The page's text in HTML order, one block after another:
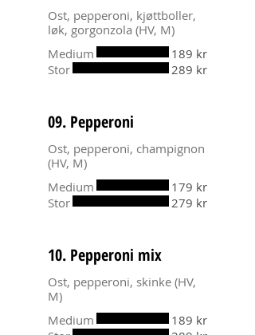
Ost, pepperoni, kjøttboller,
løk, gorgonzola (HV, M)
Medium
189 kr
Stor
289 kr
09. Pepperoni
Ost, pepperoni, champignon
(HV, M)
Medium
179 kr
Stor
279 kr
10. Pepperoni mix
Ost, pepperoni, skinke (HV,
M)
Medium
189 kr